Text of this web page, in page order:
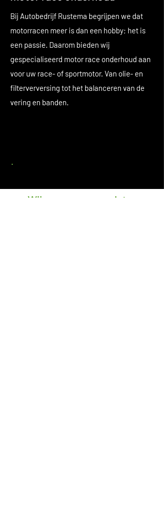
Bij Autobedrijf Rustema begrijpen we dat
motorracen meer is dan een hobby; het is
een passie. Daarom bieden wij
gespecialiseerd motor race onderhoud aan
voor uw race- of sportmotor. Van olie- en
filterverversing tot het balanceren van de
vering en banden.
Wij zorgen ervoor dat uw